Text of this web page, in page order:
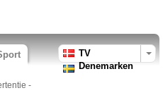
TV
Denemarken
-